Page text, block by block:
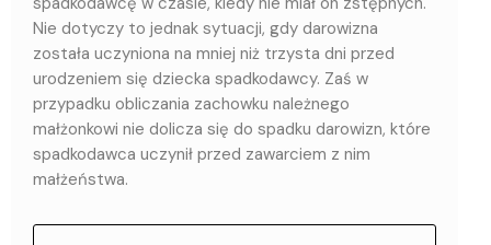
Nie dotyczy to jednak sytuacji, gdy darowizna
została uczyniona na mniej niż trzysta dni przed
urodzeniem się dziecka spadkodawcy. Zaś w
przypadku obliczania zachowku należnego
małżonkowi nie dolicza się do spadku darowizn, które
spadkodawca uczynił przed zawarciem z nim
małżeństwa.